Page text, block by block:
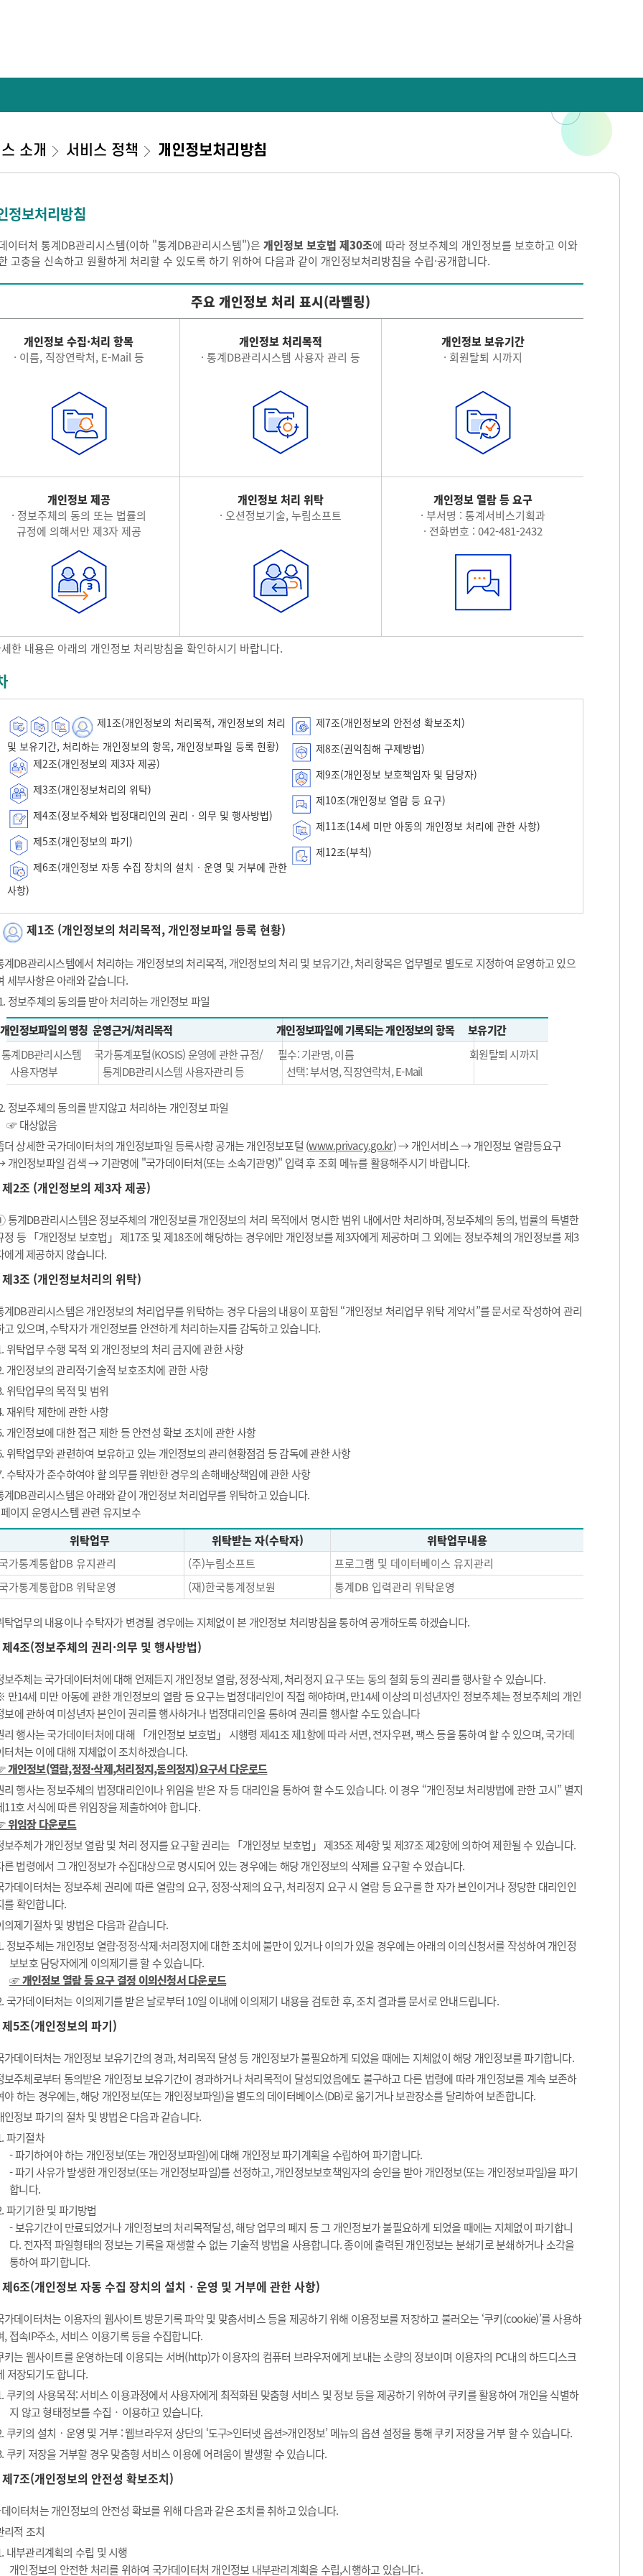
소개 서비스 정책 개인정보처리방침
정보처리방침
이터처 통계DB관리시스템(이하 "통계DB관리시스템")은 개인정보 보호법 제30조에 따라 정보주체의 개인정보를 보호하고 이와
고충을 신속하고 원활하게 처리할 수 있도록 하기 위하여 다음과 같이 개인정보처리방침을 수립·공개합니다.
주요 개인정보 처리 표시(라벨링)
개인정보 수집·처리 항목
· 이름, 직장연락처, E-Mail 등
개인정보 처리목적
· 통계DB관리시스템 사용자 관리 등
개인정보 보유기간
· 회원탈퇴 시까지
개인정보 제공
· 정보주체의 동의 또는 법률의
규정에 의해서만 제3자 제공
개인정보 처리 위탁
· 오션정보기술, 누림소프트
개인정보 열람 등 요구
· 부서명 : 통계서비스기획과
· 전화번호 : 042-481-2432
한 내용은 아래의 개인정보 처리방침을 확인하시기 바랍니다.
제1조(개인정보의 처리목적, 개인정보의 처리
및 보유기간, 처리하는 개인정보의 항목, 개인정보파일 등록 현황)
제2조(개인정보의 제3자 제공)
제3조(개인정보처리의 위탁)
제4조(정보주체와 법정대리인의 권리‧의무 및 행사방법)
제5조(개인정보의 파기)
제6조(개인정보 자동 수집 장치의 설치‧운영 및 거부에 관한
사항)
제7조(개인정보의 안전성 확보조치)
제8조(권익침해 구제방법)
제9조(개인정보 보호책임자 및 담당자)
제10조(개인정보 열람 등 요구)
제11조(14세 미만 아동의 개인정보 처리에 관한 사항)
제12조(부칙)
제1조 (개인정보의 처리목적, 개인정보파일 등록 현황)
DB관리시스템에서 처리하는 개인정보의 처리목적, 개인정보의 처리 및 보유기간, 처리항목은 업무별로 별도로 지정하여 운영하고 있으
세부사항은 아래와 같습니다.
정보주체의 동의를 받아 처리하는 개인정보 파일
개인정보파일의 명칭 운영근거/처리목적 개인정보파일에 기록되는 개인정보의 항목
보유기간
통계DB관리시스템
사용자명부
국가통계포털(KOSIS) 운영에 관한 규정/
통계DB관리시스템 사용자관리 등
필수: 기관명, 이름
선택: 부서명, 직장연락처, E-Mail
회원탈퇴 시까지
정보주체의 동의를 받지않고 처리하는 개인정보 파일
☞ 대상없음
상세한 국가데이터처의 개인정보파일 등록사항 공개는 개인정보포털 (www.privacy.go.kr) → 개인서비스 → 개인정보 열람등요구
개인정보파일 검색 → 기관명에 "국가데이터처(또는 소속기관명)" 입력 후 조회 메뉴를 활용해주시기 바랍니다.
제2조 (개인정보의 제3자 제공)
통계DB관리시스템은 정보주체의 개인정보를 개인정보의 처리 목적에서 명시한 범위 내에서만 처리하며, 정보주체의 동의, 법률의 특별한
정 등 「개인정보 보호법」 제17조 및 제18조에 해당하는 경우에만 개인정보를 제3자에게 제공하며 그 외에는 정보주체의 개인정보를 제3
에게 제공하지 않습니다.
제3조 (개인정보처리의 위탁)
DB관리시스템은 개인정보의 처리업무를 위탁하는 경우 다음의 내용이 포함된 “개인정보 처리업무 위탁 계약서”를 문서로 작성하여 관리
고 있으며, 수탁자가 개인정보를 안전하게 처리하는지를 감독하고 있습니다.
위탁업무 수행 목적 외 개인정보의 처리 금지에 관한 사항
개인정보의 관리적·기술적 보호조치에 관한 사항
위탁업무의 목적 및 범위
재위탁 제한에 관한 사항
개인정보에 대한 접근 제한 등 안전성 확보 조치에 관한 사항
위탁업무와 관련하여 보유하고 있는 개인정보의 관리현황점검 등 감독에 관한 사항
수탁자가 준수하여야 할 의무를 위반한 경우의 손해배상책임에 관한 사항
DB관리시스템은 아래와 같이 개인정보 처리업무를 위탁하고 있습니다.
이지 운영시스템 관련 유지보수
위탁업무
위탁받는 자(수탁자)
위탁업무내용
가통계통합DB 유지관리
(주)누림소프트
프로그램 및 데이터베이스 유지관리
가통계통합DB 위탁운영
(재)한국통계정보원 통계DB 입력관리 위탁운영
업무의 내용이나 수탁자가 변경될 경우에는 지체없이 본 개인정보 처리방침을 통하여 공개하도록 하겠습니다.
제4조(정보주체의 권리·의무 및 행사방법)
주체는 국가데이터처에 대해 언제든지 개인정보 열람, 정정·삭제, 처리정지 요구 또는 동의 철회 등의 권리를 행사할 수 있습니다.
만14세 미만 아동에 관한 개인정보의 열람 등 요구는 법정대리인이 직접 해야하며, 만14세 이상의 미성년자인 정보주체는 정보주체의 개인
보에 관하여 미성년자 본인이 권리를 행사하거나 법정대리인을 통하여 권리를 행사할 수도 있습니다
행사는 국가데이터처에 대해 「개인정보 보호법」 시행령 제41조 제1항에 따라 서면, 전자우편, 팩스 등을 통하여 할 수 있으며, 국가데
터처는 이에 대해 지체없이 조치하겠습니다.
개인정보(열람,정정·삭제,처리정지,동의정지)요구서 다운로드
행사는 정보주체의 법정대리인이나 위임을 받은 자 등 대리인을 통하여 할 수도 있습니다. 이 경우 “개인정보 처리방법에 관한 고시” 별지
11호 서식에 따른 위임장을 제출하여야 합니다.
위임장 다운로드
주체가 개인정보 열람 및 처리 정지를 요구할 권리는 「개인정보 보호법」 제35조 제4항 및 제37조 제2항에 의하여 제한될 수 있습니다.
법령에서 그 개인정보가 수집대상으로 명시되어 있는 경우에는 해당 개인정보의 삭제를 요구할 수 었습니다.
데이터처는 정보주체 권리에 따른 열람의 요구, 정정·삭제의 요구, 처리정지 요구 시 열람 등 요구를 한 자가 본인이거나 정당한 대리인인
를 확인합니다.
제기절차 및 방법은 다음과 같습니다.
정보주체는 개인정보 열람·정정·삭제·처리정지에 대한 조치에 불만이 있거나 이의가 있을 경우에는 아래의 이의신청서를 작성하여 개인정
보보호 담당자에게 이의제기를 할 수 있습니다.
☞ 개인정보 열람 등 요구 결정 이의신청서 다운로드
국가데이터처는 이의제기를 받은 날로부터 10일 이내에 이의제기 내용을 검토한 후, 조치 결과를 문서로 안내드립니다.
제5조(개인정보의 파기)
데이터처는 개인정보 보유기간의 경과, 처리목적 달성 등 개인정보가 불필요하게 되었을 때에는 지체없이 해당 개인정보를 파기합니다.
주체로부터 동의받은 개인정보 보유기간이 경과하거나 처리목적이 달성되었음에도 불구하고 다른 법령에 따라 개인정보를 계속 보존하
야 하는 경우에는, 해당 개인정보(또는 개인정보파일)을 별도의 데이터베이스(DB)로 옮기거나 보관장소를 달리하여 보존합니다.
정보 파기의 절차 및 방법은 다음과 같습니다.
파기절차
- 파기하여야 하는 개인정보(또는 개인정보파일)에 대해 개인정보 파기계획을 수립하여 파기합니다.
- 파기 사유가 발생한 개인정보(또는 개인정보파일)를 선정하고, 개인정보보호책임자의 승인을 받아 개인정보(또는 개인정보파일)을 파기
합니다.
파기기한 및 파기방법
- 보유기간이 만료되었거나 개인정보의 처리목적달성, 해당 업무의 폐지 등 그 개인정보가 불필요하게 되었을 때에는 지체없이 파기합니
다. 전자적 파일형태의 정보는 기록을 재생할 수 없는 기술적 방법을 사용합니다. 종이에 출력된 개인정보는 분쇄기로 분쇄하거나 소각을
통하여 파기합니다.
제6조(개인정보 자동 수집 장치의 설치ㆍ운영 및 거부에 관한 사항)
데이터처는 이용자의 웹사이트 방문기록 파악 및 맞춤서비스 등을 제공하기 위해 이용정보를 저장하고 불러오는 ‘쿠키(cookie)’를 사용하
, 접속IP주소, 서비스 이용기록 등을 수집합니다.
는 웹사이트를 운영하는데 이용되는 서버(http)가 이용자의 컴퓨터 브라우저에게 보내는 소량의 정보이며 이용자의 PC내의 하드디스크
저장되기도 합니다.
쿠키의 사용목적: 서비스 이용과정에서 사용자에게 최적화된 맞춤형 서비스 및 정보 등을 제공하기 위하여 쿠키를 활용하여 개인을 식별하
지 않고 형태정보를 수집‧이용하고 있습니다.
쿠키의 설치ㆍ운영 및 거부 : 웹브라우저 상단의 ‘도구>인터넷 옵션>개인정보’ 메뉴의 옵션 설정을 통해 쿠키 저장을 거부 할 수 있습니다.
쿠키 저장을 거부할 경우 맞춤형 서비스 이용에 어려움이 발생할 수 있습니다.
제7조(개인정보의 안전성 확보조치)
이터처는 개인정보의 안전성 확보를 위해 다음과 같은 조치를 취하고 있습니다.
적 조치
내부관리계획의 수립 및 시행
개인정보의 안전한 처리를 위하여 국가데이터처 개인정보 내부관리계획을 수립,시행하고 있습니다.